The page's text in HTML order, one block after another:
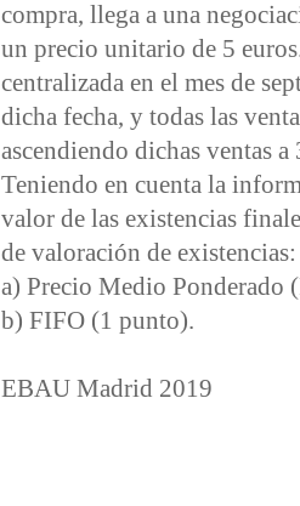
compra, llega a una
un precio unitario de 5
centralizada en el mes de
dicha fecha, y todas las
ascendiendo dichas ventas
Teniendo en cuenta la
valor de las existencias
de valoración de existencias:
a) Precio Medio Ponderado
b) FIFO (1 punto).
EBAU Madrid 2019